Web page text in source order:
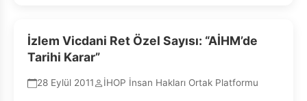
İzlem Vicdani Ret Özel Sayısı: “AİHM’de
Tarihi Karar”
28 Eylül 2011 İHOP İnsan Hakları Ortak Platformu